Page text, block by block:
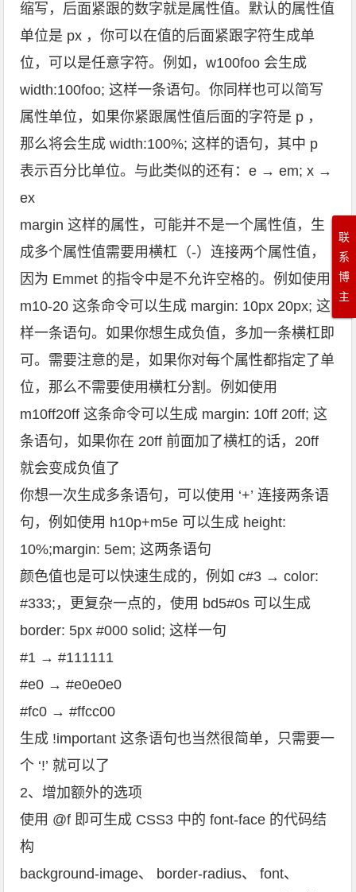
缩写，后面紧跟的数字就是属性值。默认的属性值
单位是 px ，你可以在值的后面紧跟字符生成单
位，可以是任意字符。例如，w100foo 会生成
width:100foo; 这样一条语句。你同样也可以简写
属性单位，如果你紧跟属性值后面的字符是 p ，
那么将会生成 width:100%; 这样的语句，其中 p
表示百分比单位。与此类似的还有：e → em; x →
ex
margin 这样的属性，可能并不是一个属性值，生
成多个属性值需要用横杠（-）连接两个属性值，
因为 Emmet 的指令中是不允许空格的。例如使用
m10-20 这条命令可以生成 margin: 10px 20px; 这
样一条语句。如果你想生成负值，多加一条横杠即
可。需要注意的是，如果你对每个属性都指定了单
位，那么不需要使用横杠分割。例如使用
m10ff20ff 这条命令可以生成 margin: 10ff 20ff; 这
条语句，如果你在 20ff 前面加了横杠的话，20ff
就会变成负值了
你想一次生成多条语句，可以使用 ‘+’ 连接两条语
句，例如使用 h10p+m5e 可以生成 height:
10%;margin: 5em; 这两条语句
颜色值也是可以快速生成的，例如 c#3 → color:
#333;，更复杂一点的，使用 bd5#0s 可以生成
border: 5px #000 solid; 这样一句
#1 → #111111
#e0 → #e0e0e0
#fc0 → #ffcc00
生成 !important 这条语句也当然很简单，只需要一
个 ‘!’ 就可以了
2、增加额外的选项
使用 @f 即可生成 CSS3 中的 font-face 的代码结
构
background-image、 border-radius、 font、
联
系
博
主